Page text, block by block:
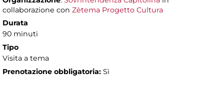
collaborazione con Zètema Progetto Cultura
Durata
90 minuti
Tipo
Visita a tema
Prenotazione obbligatoria: Sì